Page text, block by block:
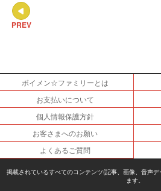
PREV
ボイメン☆ファミリーとは
お支払いについて
個人情報保護方針
お客さまへのお願い
よくあるご質問
掲載されているすべてのコンテンツ(記事、画像、音声
ます。